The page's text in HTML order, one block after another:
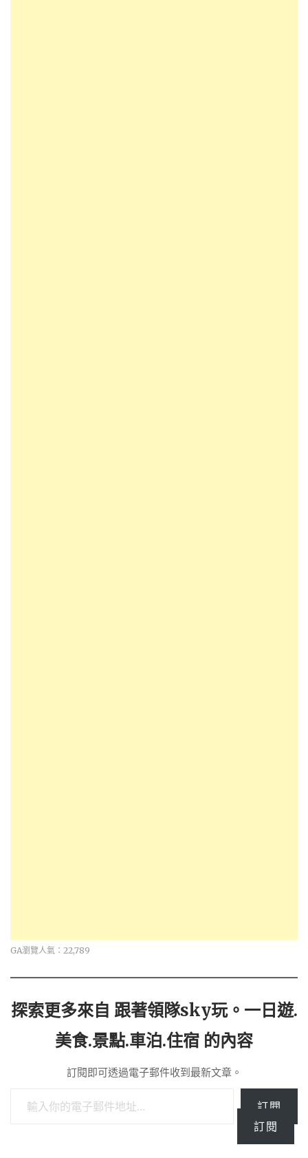
GA瀏覽人氣：22,789
探索更多來自 跟著領隊sky玩。一日遊.
美食.景點.車泊.住宿 的內容
訂閱即可透過電子郵件收到最新文章。
訂閱
訂閱